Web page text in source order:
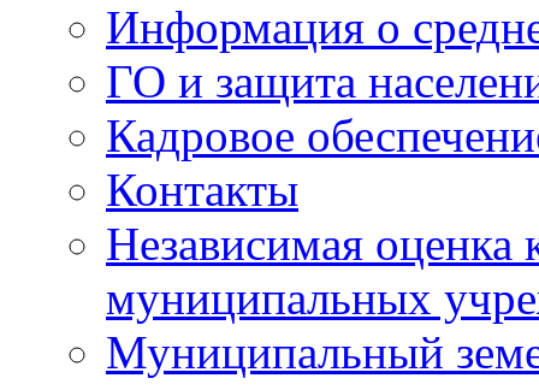
Информация о
ГО и защита
Кадровое
Контакты
Независимая оценка
муниципальных
Муниципальный